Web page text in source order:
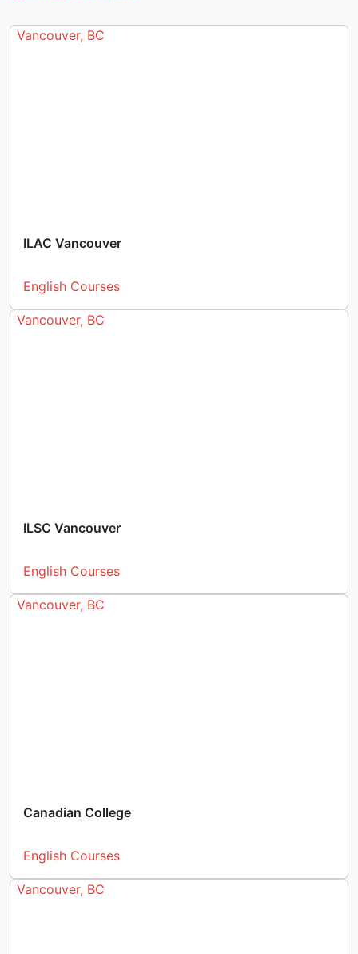
Vancouver, BC
ILAC Vancouver
English Courses
Vancouver, BC
ILSC Vancouver
English Courses
Vancouver, BC
Canadian College
English Courses
Vancouver, BC